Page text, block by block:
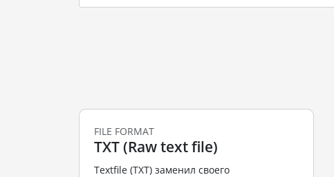
FILE FORMAT
TXT (Raw text file)
Textfile (TXT) заменил своего